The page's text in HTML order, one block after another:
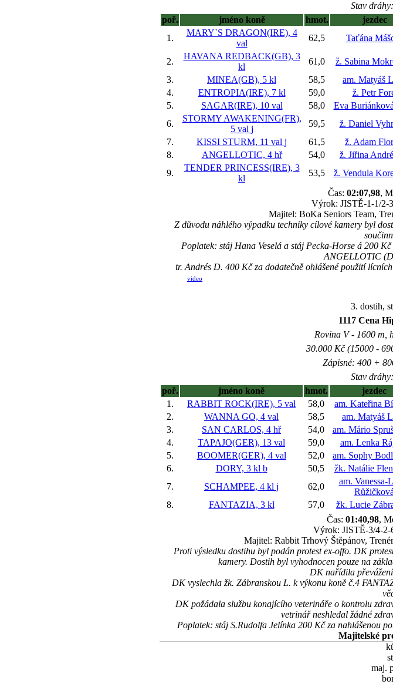
Stav
poř.
jméno koně hmot. jezdec
1.
MARY`S DRAGON(IRE), 4
val
62,5 Taťána
2.
HAVANA REDBACK(GB), 3
kl
61,0 ž. Sabina
3.
MINEA(GB), 5 kl 58,5 am. Matyáš
4.
ENTROPIA(IRE), 7 kl 59,0 ž. Petr
5.
SAGAR(IRE), 10 val 58,0 Eva
6.
STORMY AWAKENING(FR),
5 val j
59,5 ž. Daniel
7.
KISSI STURM, 11 val j 61,5 ž. Adam
8.
ANGELLOTIC, 4 hř 54,0 ž. Jiřina
9.
TENDER PRINCESS(IRE), 3
kl
53,5 ž. Vendula
Čas: 02:07,98,
Výrok: JISTĚ-1-1/2-
Majitel: BoKa Seniors Team,
Z důvodu náhlého výpadku techniky cílové kamery byl
Poplatek: stáj Hana Veselá a stáj Pecka-Horse á 200
ANGELLOTIC
tr. Andrés D. 400 Kč za dodatečně ohlášené použití
video
3. dostih,
1117 Cena
Rovina V - 1600 m,
30.000 Kč (15000 -
Zápisné: 400 +
Stav
poř.
jméno koně hmot. jezdec
1.
RABBIT ROCK(IRE), 5 val 58,0 am. Kateřina
2.
WANNA GO, 4 val 58,5 am. Matyáš
3.
SAN CARLOS, 4 hř 54,0 am. Mário
4.
TAPAJO(GER), 13 val 59,0 am. Lenka
5.
BOOMER(GER), 4 val 52,0 am. Sophy
6.
DORY, 3 kl b 50,5 žk. Natálie
7.
SCHAMPEE, 4 kl j 62,0
am. Vanessa-
Růžičková
8.
FANTAZIA, 3 kl 57,0 žk. Lucie
Čas: 01:40,98,
Výrok: JISTĚ-3/4-2-
Majitel: Rabbit Trhový Štěpánov,
Proti výsledku dostihu byl podán protest ex-offo. DK
kamery. Dostih byl vyhodnocen pouze na
DK nařídila
DK vyslechla žk. Zábranskou L. k výkonu koně č.4
DK požádala službu konajícího veterináře o kontrolu
vetrinář neshledal žádné
Poplatek: stáj S.Rudolfa Jelínka 200 Kč za nahlášenou
Majitelské
maj.